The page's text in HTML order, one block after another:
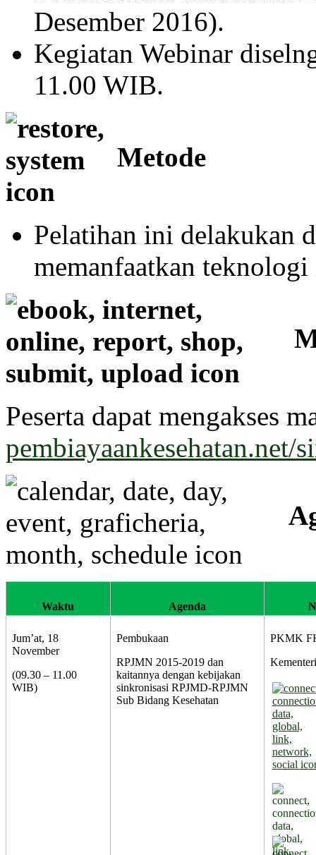
Desember 2016).
Kegiatan Webinar
11.00 WIB.
Metode
Pelatihan ini delakukan
memanfaatkan
Peserta dapat mengakses
pembiayaankesehatan.net/
Waktu Agenda
Jum’at, 18
November
(09.30 – 11.00
WIB)
Pembukaan
RPJMN 2015-2019 dan
kaitannya dengan kebijakan
sinkronisasi RPJMD-RPJMN
Sub Bidang Kesehatan
PKMK